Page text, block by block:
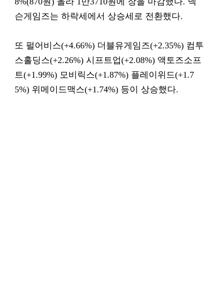
슨게임즈는 하락세에서 상승세로 전환했다.
또 펄어비스(+4.66%) 더블유게임즈(+2.35%) 컴투
스홀딩스(+2.26%) 시프트업(+2.08%) 액토즈소프
트(+1.99%) 모비릭스(+1.87%) 플레이위드(+1.7
5%) 위메이드맥스(+1.74%) 등이 상승했다.